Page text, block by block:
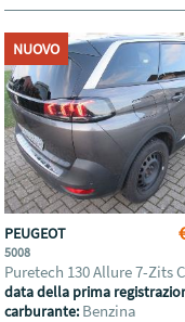
NUOVO
PEUGEOT
5008
Puretech 130 Allure 7-Zits
data della prima
carburante: Benzina